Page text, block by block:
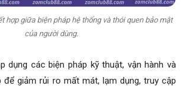
hợp giữa biện pháp hệ thống và thói quen bảo mật
của người dùng.
dụng các biện pháp kỹ thuật, vận hành và
giảm rủi ro mất mát, lạm dụng, truy cập